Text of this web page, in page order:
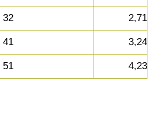
32 2,71
41 3,24
51 4,23